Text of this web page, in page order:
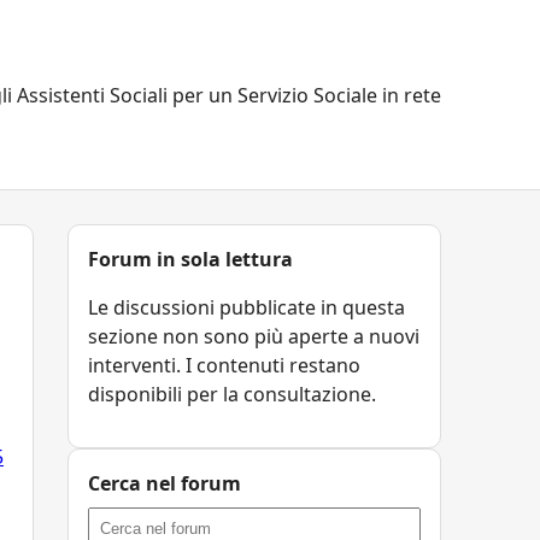
Assistenti Sociali per un Servizio Sociale in rete
Forum in sola lettura
Le discussioni pubblicate in questa
sezione non sono più aperte a nuovi
interventi. I contenuti restano
disponibili per la consultazione.
Cerca nel forum